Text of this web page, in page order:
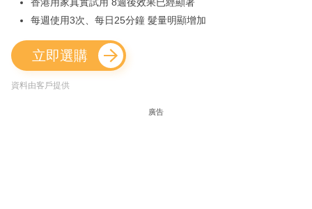
每週使用3次、每日25分鐘 髮量明顯增加
立即選購
資料由客戶提供
廣告